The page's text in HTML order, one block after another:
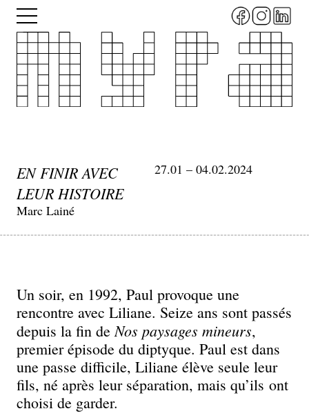
Aller
contenu
principal
Menu
EN FINIR AVEC
LEUR HISTOIRE
Marc Lainé
27.01 – 04.02.2024
Un soir, en 1992, Paul provoque une
rencontre avec Liliane. Seize ans sont passés
depuis la fin de Nos paysages mineurs,
premier épisode du diptyque. Paul est dans
une passe difficile, Liliane élève seule leur
fils, né après leur séparation, mais qu’ils ont
choisi de garder.